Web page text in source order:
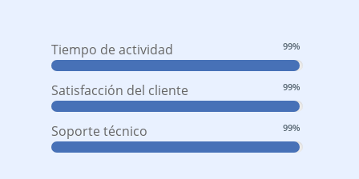
Tiempo de actividad 99%
Satisfacción del cliente 99%
Soporte técnico 99%